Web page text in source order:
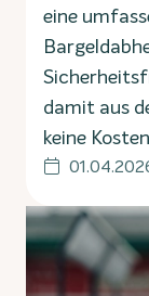
eine
damit aus
keine